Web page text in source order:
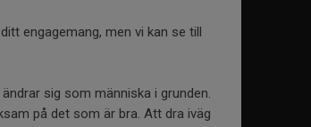
engagemang, men vi kan se till
sig som människa i grunden.
på det som är bra. Att dra iväg